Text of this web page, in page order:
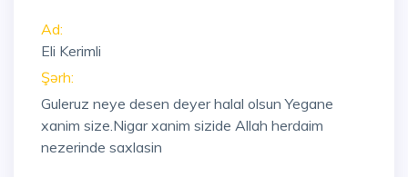
Ad:
Eli Kerimli
Şərh:
Guleruz neye desen deyer halal olsun Yegane
xanim size.Nigar xanim sizide Allah herdaim
nezerinde saxlasin